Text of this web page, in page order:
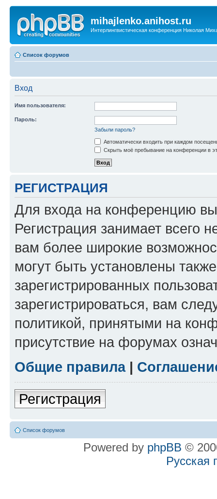
mihajlenko.anihost.ru
Интерлингвистическая конференция Николая
Список форумов
Вход
Имя пользователя:
Пароль:
Забыли пароль?
Автоматически входить при каждом
Скрыть моё пребывание на конференции в
РЕГИСТРАЦИЯ
Для входа на конференцию
Регистрация занимает всего
вам более широкие
могут быть установлены
зарегистрированных
зарегистрироваться, вам
политикой, принятыми на
присутствие на форумах
Общие правила|
Регистрация
Список форумов
Powered by phpBB ©
Русская